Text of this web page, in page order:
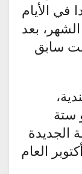
في الأيام
بعد
سابق
ستة
الجديدة
من الفيروس لأول مرة في 26 أكتوبر العام